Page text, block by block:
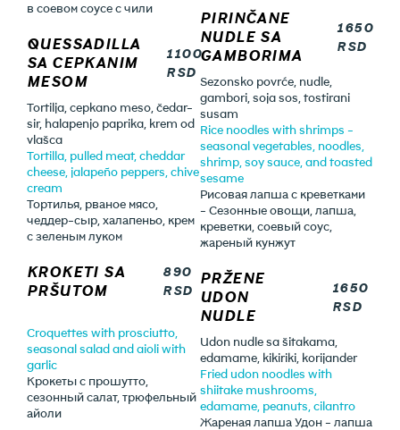
в соевом соусе с чили
QUESSADILLA
SA CEPKANIM
MESOM
1100
RSD
Tortilja, cepkano meso, čedar-
sir, halapenjo paprika, krem od
vlašca
Tortilla, pulled meat, cheddar
cheese, jalapeño peppers, chive
cream
Тортилья, рваное мясо,
чеддер-сыр, халапеньо, крем
с зеленым луком
KROKETI SA
PRŠUTOM
890
RSD
Croquettes with prosciutto,
seasonal salad and aioli with
garlic
Крокеты с прошутто,
сезонный салат, трюфельный
айоли
PIRINČANE
NUDLE SA
GAMBORIMA
1650
RSD
Sezonsko povrće, nudle,
gambori, soja sos, tostirani
susam
Rice noodles with shrimps -
seasonal vegetables, noodles,
shrimp, soy sauce, and toasted
sesame
Рисовая лапша с креветками
- Сезонные овощи, лапша,
креветки, соевый соус,
жареный кунжут
PRŽENE
UDON
NUDLE
1650
RSD
Udon nudle sa šitakama,
edamame, kikiriki, korijander
Fried udon noodles with
shiitake mushrooms,
edamame, peanuts, cilantro
Жареная лапша Удон - лапша